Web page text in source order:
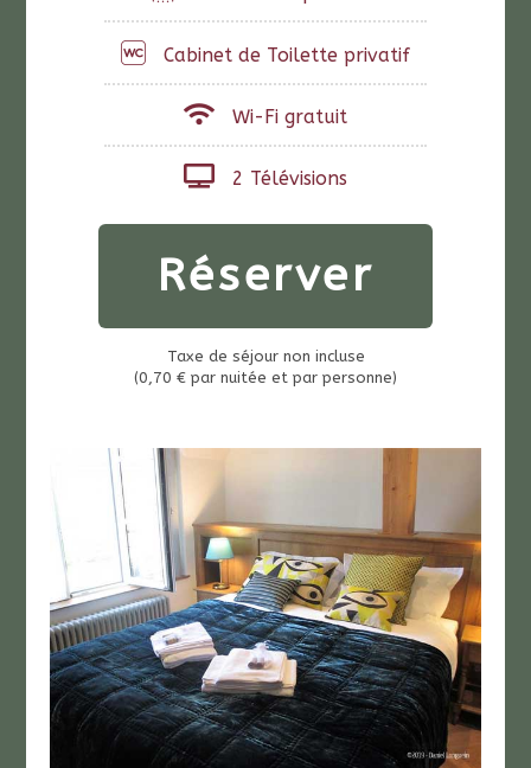
Cabinet de Toilette privatif
Wi-Fi gratuit
2 Télévisions
Réserver
Taxe de séjour non incluse
(0,70 € par nuitée et par personne)